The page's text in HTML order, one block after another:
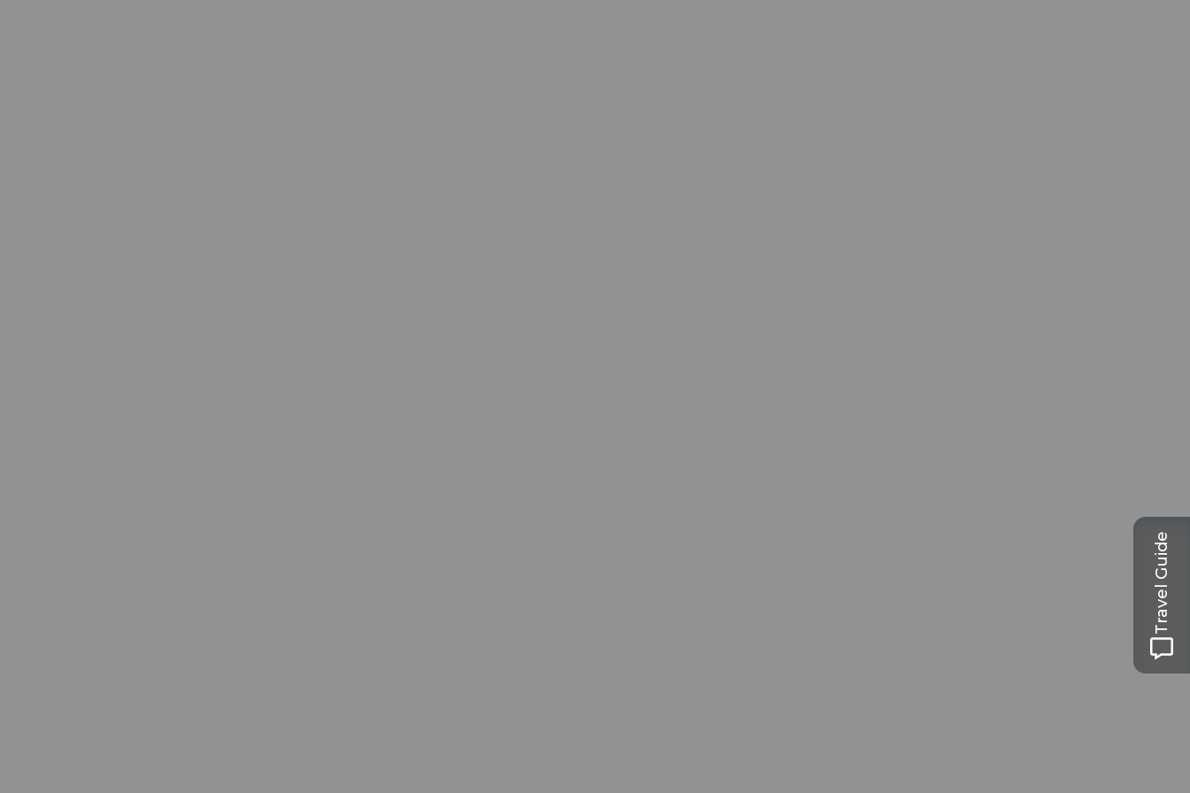
Travel Guide